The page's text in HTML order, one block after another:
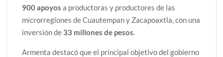
900 apoyos a productoras y productores de las
microrregiones de Cuautempan y Zacapoaxtla, con una
inversión de 33 millones de pesos
Armenta destacó que el principal objetivo del gobierno